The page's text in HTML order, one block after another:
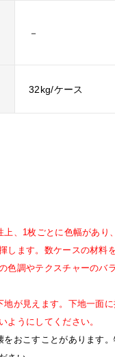
－
32kg/ケース
上、1枚ごとに色幅があり
します。数ケースの材料
色調やテクスチャーのバ
地が見えます。下地一面
ようにしてください。
をおこすことがあります